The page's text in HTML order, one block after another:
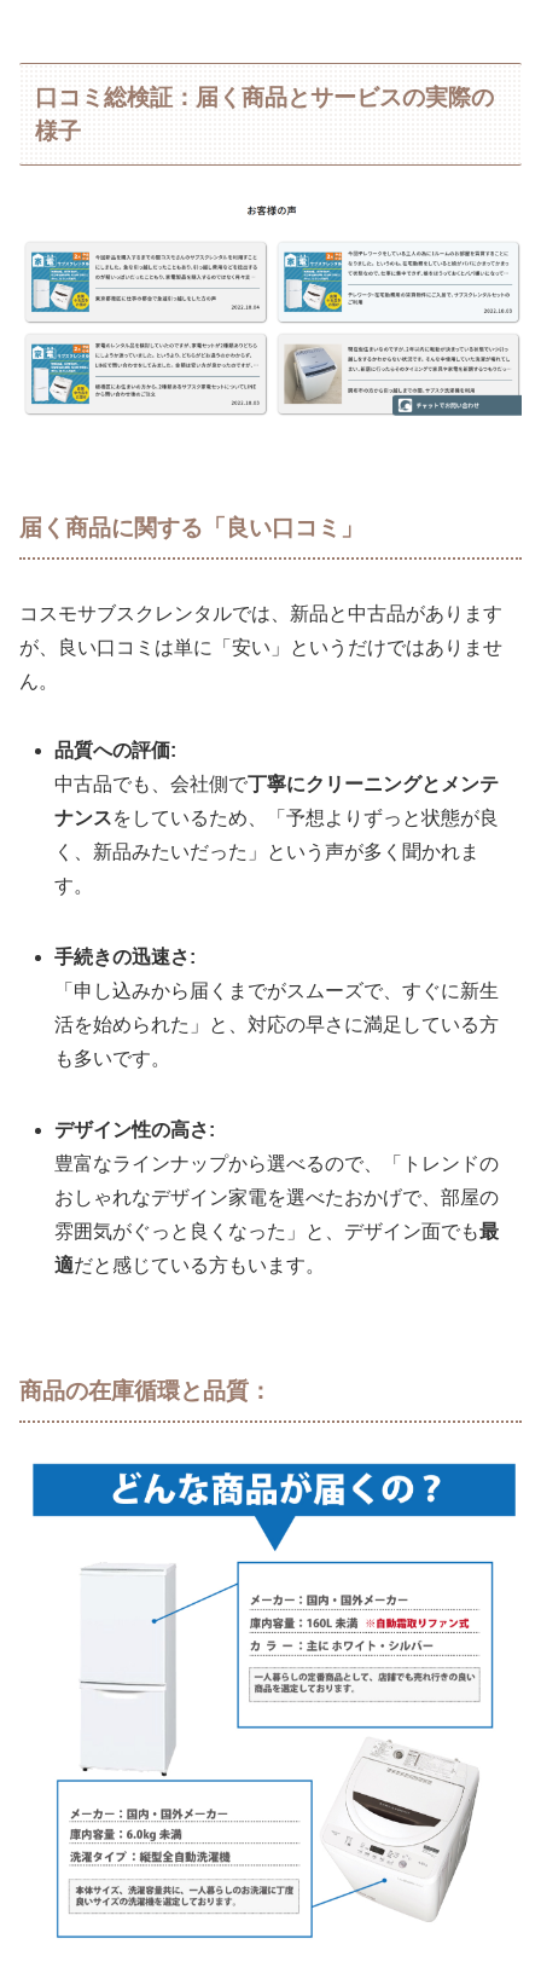
口コミ総検証：届く商品とサービスの実際の
様子
届く商品に関する「良い口コミ」
コスモサブスクレンタルでは、新品と中古品があります
が、良い口コミは単に「安い」というだけではありませ
ん。
品質への評価:
中古品でも、会社側で丁寧にクリーニングとメンテ
ナンスをしているため、「予想よりずっと状態が良
く、新品みたいだった」という声が多く聞かれま
す。
手続きの迅速さ:
「申し込みから届くまでがスムーズで、すぐに新生
活を始められた」と、対応の早さに満足している方
も多いです。
デザイン性の高さ:
豊富なラインナップから選べるので、「トレンドの
おしゃれなデザイン家電を選べたおかげで、部屋の
雰囲気がぐっと良くなった」と、デザイン面でも最
適だと感じている方もいます。
商品の在庫循環と品質 ：